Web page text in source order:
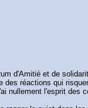
d'Amitié et de
des réactions qui
nullement l'esprit des